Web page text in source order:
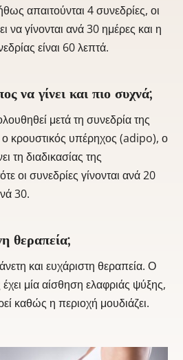
απαιτούνται 4 συνεδρίες, οι
να γίνονται ανά 30 ημέρες και η
είναι 60 λεπτά.
να γίνει και πιο συχνά;
μετά τη συνεδρία της
κρουστικός υπέρηχος (adipo), ο
τη διαδικασίας της
οι συνεδρίες γίνονται ανά 20
30.
θεραπεία;
άνετη και ευχάριστη θεραπεία. Ο
μία αίσθηση ελαφριάς ψύξης,
καθώς η περιοχή μουδιάζει.